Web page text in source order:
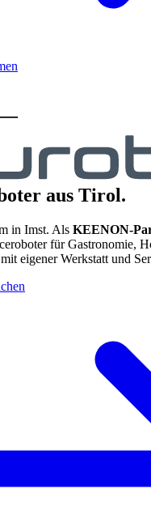
—
aus Tirol.
in Imst. Als KEENON-
für Gastronomie,
eigener Werkstatt und